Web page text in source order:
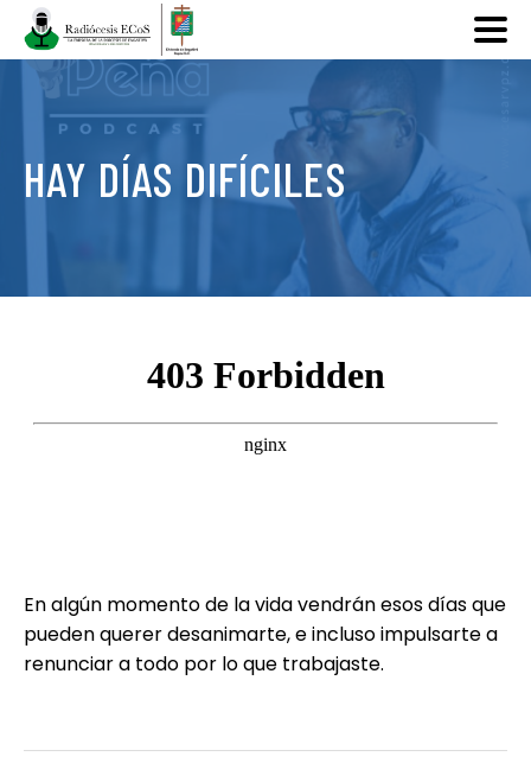
HAY DÍAS DIFÍCILES
En algún momento de la vida vendrán esos días que
pueden querer desanimarte, e incluso impulsarte a
renunciar a todo por lo que trabajaste.